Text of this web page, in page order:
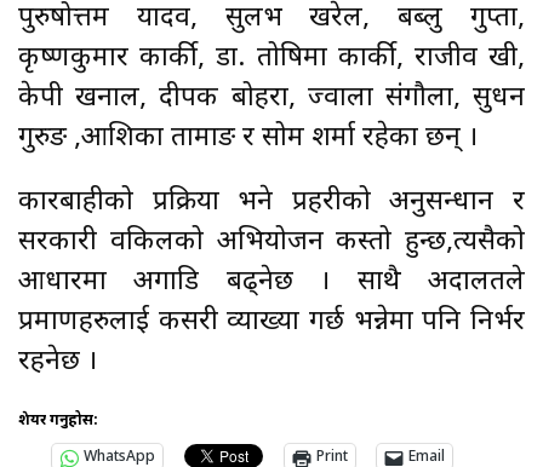
पुरुषोत्तम यादव, सुलभ खरेल, बब्लु गुप्ता,
कृष्णकुमार कार्की, डा. तोषिमा कार्की, राजीव खत्री,
केपी खनाल, दीपक बोहरा, ज्वाला संगौला, सुधन
गुरुङ ,आशिका तामाङ र सोम शर्मा रहेका छन् ।
कारबाहीको प्रक्रिया भने प्रहरीको अनुसन्धान र
सरकारी वकिलको अभियोजन कस्तो हुन्छ,त्यसैको
आधारमा अगाडि बढ्नेछ । साथै अदालतले
प्रमाणहरुलाई कसरी व्याख्या गर्छ भन्नेमा पनि निर्भर
रहनेछ ।
शेयर गर्नुहोस:
WhatsApp
Print Email